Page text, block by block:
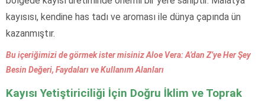
kayısısı, kendine has tadı ve aroması ile dünya çapında ün
kazanmıştır.
Bu içeriğimizi de görmek ister misiniz Aloe Vera: A’dan Z’ye Her Şey
Besin Değeri, Faydaları ve Kullanım Alanları
Kayısı Yetiştiriciliği İçin Doğru İklim ve Toprak